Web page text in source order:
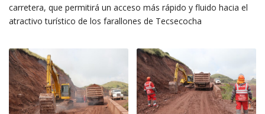
carretera, que permitirá un acceso más rápido y fluido hacia el
atractivo turístico de los farallones de Tecsecocha